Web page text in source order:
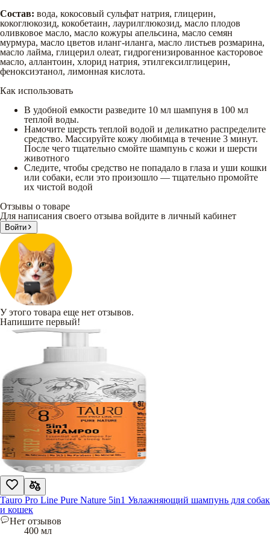
Состав: вода, кокосовый сульфат натрия, глицерин,
кокоглюкозид, кокобетаин, лаурилглюкозид, масло плодов
оливковое масло, масло кожуры апельсина, масло семян
мурмура, масло цветов иланг-иланга, масло листьев розмарина,
масло лайма, глицерил олеат, гидрогенизированное касторовое
масло, аллантоин, хлорид натрия, этилгексилглицерин,
феноксиэтанол, лимонная кислота.
Как использовать
В удобной емкости разведите 10 мл шампуня в 100 мл
теплой воды.
Намочите шерсть теплой водой и деликатно распределите
средство. Массируйте кожу любимца в течение 3 минут.
После чего тщательно смойте шампунь с кожи и шерсти
животного
Следите, чтобы средство не попадало в глаза и уши кошки
или собаки, если это произошло — тщательно промойте
их чистой водой
Отзывы о товаре
Для написания своего отзыва войдите в личный кабинет
Войти
У этого товара еще нет отзывов.
Напишите первый!
Tauro Pro Line Pure Nature 5in1 Увлажняющий шампунь для собак
и кошек
Нет отзывов
400 мл